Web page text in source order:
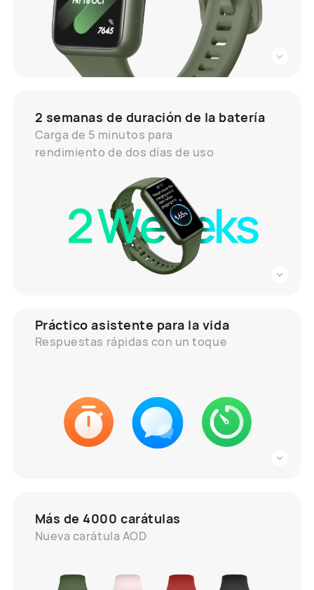
2 semanas de duraciónde la batería
Carga de 5 minutos para
rendimiento de dos días de uso
Práctico asistente para la vida
Respuestas rápidas con un toque
Más de 4000 carátulas
Nueva carátula AOD